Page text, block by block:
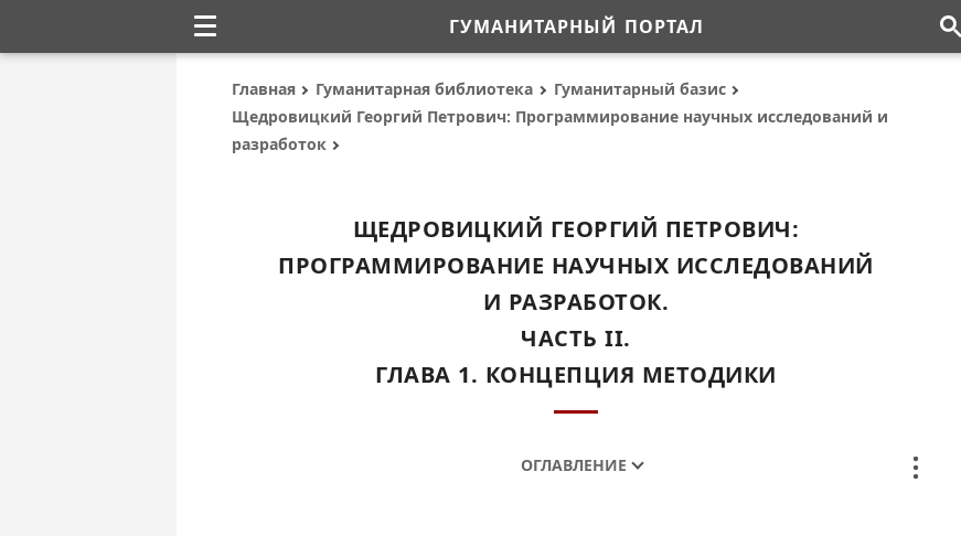
ГУМАНИТАРНЫЙ ПОРТАЛ
Главная Гуманитарная библиотека
Гуманитарный базис
Щедровицкий Георгий Петрович: Программирование научных исследований и
разработок
ЩЕДРОВИЦКИЙ ГЕОРГИЙ ПЕТРОВИЧ:
ПРОГРАММИРОВАНИЕ НАУЧНЫХ ИССЛЕДОВАНИЙ
И РАЗРАБОТОК.
ЧАСТЬ II.
ГЛАВА 1. КОНЦЕПЦИЯ МЕТОДИКИ
ОГЛАВЛЕНИЕ